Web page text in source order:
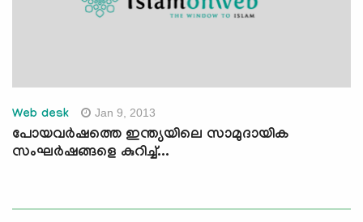
Web desk Jan 9, 2013
പോയവര്‍ഷത്തെ ഇന്ത്യയിലെ സാമുദായിക
സംഘര്‍ഷങ്ങളെ കുറിച്ച്...